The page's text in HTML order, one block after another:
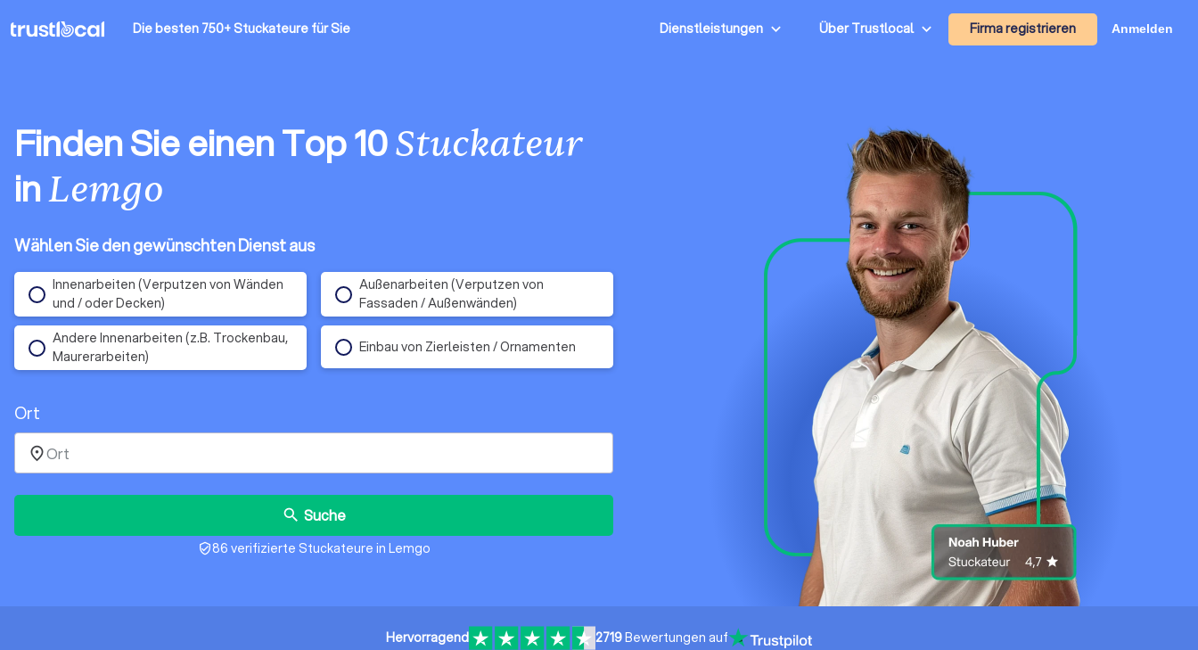
Die besten 750+ Stuckateure für Sie Dienstleistungen Über Trustlocal Firma registrieren Anmelden
Finden Sie einen Top 10Stuckateur
inLemgo
Wählen Sie den gewünschten Dienst aus
Innenarbeiten (Verputzen von Wänden
und / oder Decken)
Außenarbeiten (Verputzen von
Fassaden / Außenwänden)
Andere Innenarbeiten (z.B. Trockenbau,
Maurerarbeiten)
Einbau von Zierleisten / Ornamenten
Ort
place
search Suche
verified_user86 verifizierte Stuckateure in Lemgo
Hervorragend 2719Bewertungen auf